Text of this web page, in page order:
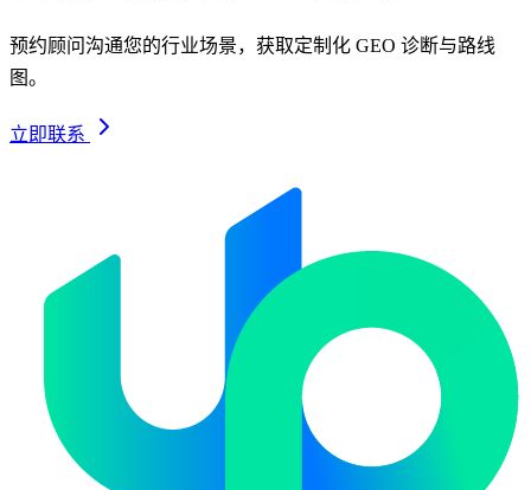
预约顾问沟通您的行业场景，获取定制化 GEO 诊断与路线
图。
立即联系